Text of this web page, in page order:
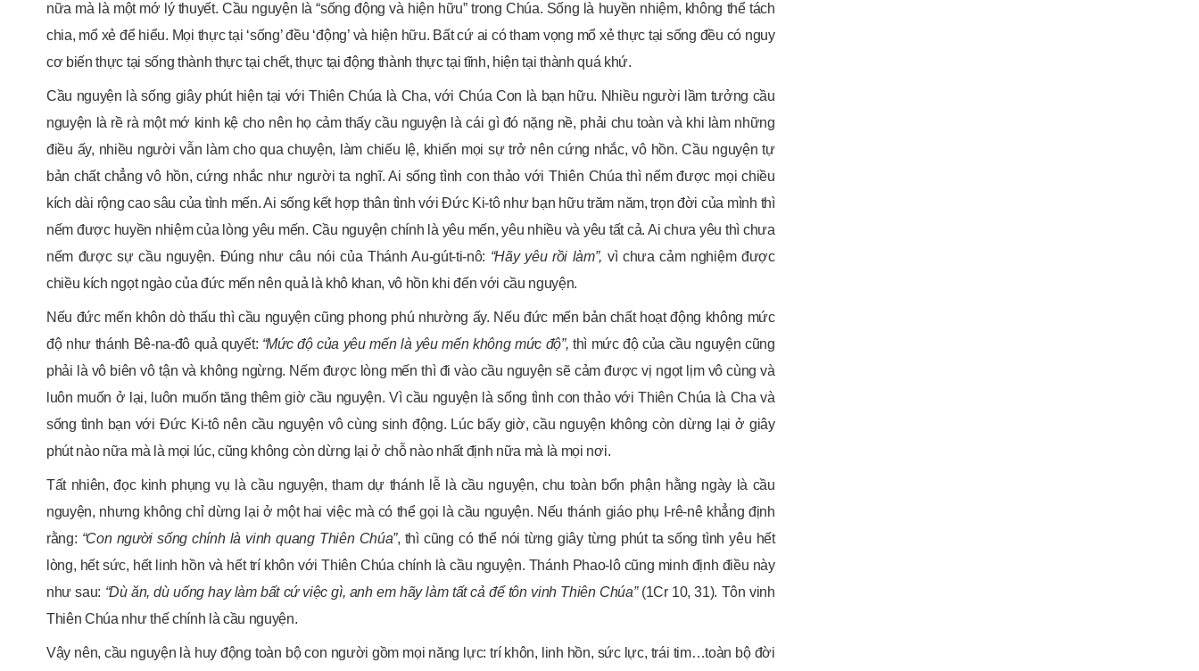
nữa mà là một mớ lý thuyết. Cầu nguyện là “sống động và hiện hữu” trong Chúa. Sống là huyền nhiệm, không thể tách
chia, mổ xẻ để hiểu. Mọi thực tại ‘sống’ đều ‘động’ và hiện hữu. Bất cứ ai có tham vọng mổ xẻ thực tại sống đều có nguy
cơ biến thực tại sống thành thực tại chết, thực tại động thành thực tại tĩnh, hiện tại thành quá khứ.
Cầu nguyện là sống giây phút hiện tại với Thiên Chúa là Cha, với Chúa Con là bạn hữu. Nhiều người lầm tưởng cầu
nguyện là rề rà một mớ kinh kệ cho nên họ cảm thấy cầu nguyện là cái gì đó nặng nề, phải chu toàn và khi làm những
điều ấy, nhiều người vẫn làm cho qua chuyện, làm chiếu lệ, khiến mọi sự trở nên cứng nhắc, vô hồn. Cầu nguyện tự
bản chất chẳng vô hồn, cứng nhắc như người ta nghĩ. Ai sống tình con thảo với Thiên Chúa thì nếm được mọi chiều
kích dài rộng cao sâu của tình mến. Ai sống kết hợp thân tình với Đức Ki-tô như bạn hữu trăm năm, trọn đời của mình thì
nếm được huyền nhiệm của lòng yêu mến. Cầu nguyện chính là yêu mến, yêu nhiều và yêu tất cả. Ai chưa yêu thì chưa
nếm được sự cầu nguyện. Đúng như câu nói của Thánh Au-gút-ti-nô: “Hãy yêu rồi làm”, vì chưa cảm nghiệm được
chiều kích ngọt ngào của đức mến nên quả là khô khan, vô hồn khi đến với cầu nguyện.
Nếu đức mến khôn dò thấu thì cầu nguyện cũng phong phú nhường ấy. Nếu đức mến bản chất hoạt động không mức
độ như thánh Bê-na-đô quả quyết: “Mức độ của yêu mến là yêu mến không mức độ”, thì mức độ của cầu nguyện cũng
phải là vô biên vô tận và không ngừng. Nếm được lòng mến thì đi vào cầu nguyện sẽ cảm được vị ngọt lịm vô cùng và
luôn muốn ở lại, luôn muốn tăng thêm giờ cầu nguyện. Vì cầu nguyện là sống tình con thảo với Thiên Chúa là Cha và
sống tình bạn với Đức Ki-tô nên cầu nguyện vô cùng sinh động. Lúc bấy giờ, cầu nguyện không còn dừng lại ở giây
phút nào nữa mà là mọi lúc, cũng không còn dừng lại ở chỗ nào nhất định nữa mà là mọi nơi.
Tất nhiên, đọc kinh phụng vụ là cầu nguyện, tham dự thánh lễ là cầu nguyện, chu toàn bổn phận hằng ngày là cầu
nguyện, nhưng không chỉ dừng lại ở một hai việc mà có thể gọi là cầu nguyện. Nếu thánh giáo phụ I-rê-nê khẳng định
rằng: “Con người sống chính là vinh quang Thiên Chúa”, thì cũng có thể nói từng giây từng phút ta sống tình yêu hết
lòng, hết sức, hết linh hồn và hết trí khôn với Thiên Chúa chính là cầu nguyện. Thánh Phao-lô cũng minh định điều này
như sau: “Dù ăn, dù uống hay làm bất cứ việc gì, anh em hãy làm tất cả để tôn vinh Thiên Chúa” (1Cr 10, 31). Tôn vinh
Thiên Chúa như thế chính là cầu nguyện.
Vậy nên, cầu nguyện là huy động toàn bộ con người gồm mọi năng lực: trí khôn, linh hồn, sức lực, trái tim…toàn bộ đời